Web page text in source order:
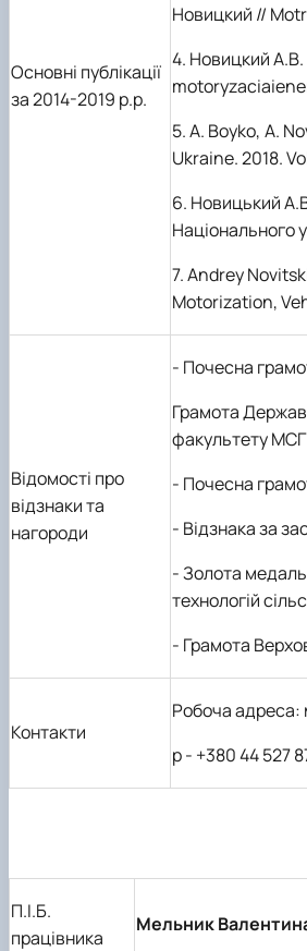
Основні публікації
за 2014-2019 р.р.
Новицкий //
4. Новицкий
5. A. Boyko, A.
Ukraine. 2018.
6. Новицький
Національного
7. Andrey
Motorization,
Відомості про
відзнаки та
нагороди
- Почесна
Грамота
факультету МСГ
- Почесна
- Відзнака за
- Золота медаль
технологій
- Грамота
Контакти
Робоча адреса:
р - +380 44 527
П.І.Б.
працівника
Мельник Валентина